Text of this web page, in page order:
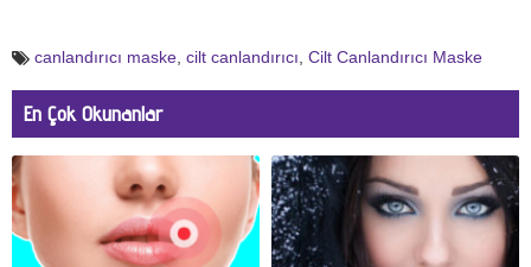
canlandırıcı maske, cilt canlandırıcı, Cilt Canlandırıcı Maske
En Çok Okunanlar